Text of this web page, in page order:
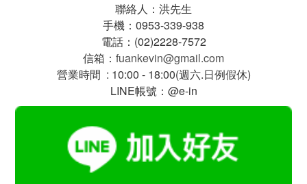
聯絡人：洪先生
手機：0953-339-938
電話：(02)2228-7572
信箱： fuankevin@gmail.com
營業時間 : 10:00 - 18:00(週六.日例假休)
LINE帳號：@e-in